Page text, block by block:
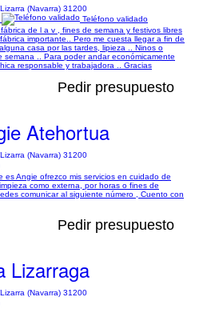
(Navarra) 31200
Teléfono validado
de l a v , fines de semana y festivos libres
importante.. Pero me cuesta llegar a fin de
casa por las tardes, lipieza .. Ninos o
semana .. Para poder andar económicamente
responsable y trabajadora .. Gracias
Pedir presupuesto
Atehortua
(Navarra) 31200
es Angie ofrezco mis servicios en cuidado de
como externa, por horas o fines de
comunicar al siguiente número , Cuento con
Pedir presupuesto
Lizarraga
(Navarra) 31200